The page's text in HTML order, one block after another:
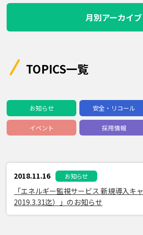
月別アーカイブ
TOPICS一覧
お知らせ 安全・リコール
イベント 採用情報
2018.11.16 お知らせ
「エネルギー監視サービス 新規導入キ
2019.3.31迄）」のお知らせ